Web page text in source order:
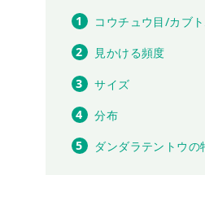
コウチュウ目/カブ
見かける頻度
サイズ
分布
ダンダラテントウの